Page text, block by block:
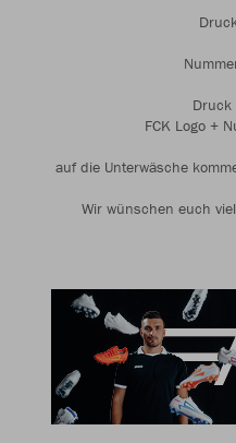
Druck
FCK Logo +
auf die Unterwäsche
Wir wünschen euch